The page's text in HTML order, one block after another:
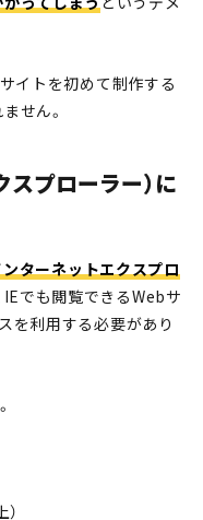
イトを初めて制作する
せん。
プローラー）に
ターネットエクスプロ
IEでも閲覧できるWebサ
を利用する必要があり